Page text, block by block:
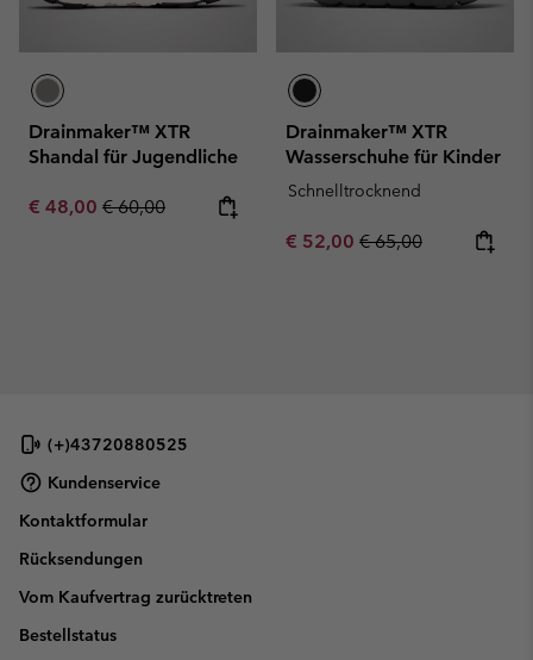
Drainmaker™ XTR
Shandal für Jugendliche
Sale price:
€ 48,00 Regular price:
€ 60,00
Drainmaker™ XTR
Wasserschuhe für Kinder
Schnelltrocknend
Sale price:
€ 52,00 Regular price:
€ 65,00
(+)43720880525
Kundenservice
Kontaktformular
Rücksendungen
Vom Kaufvertrag zurücktreten
Bestellstatus